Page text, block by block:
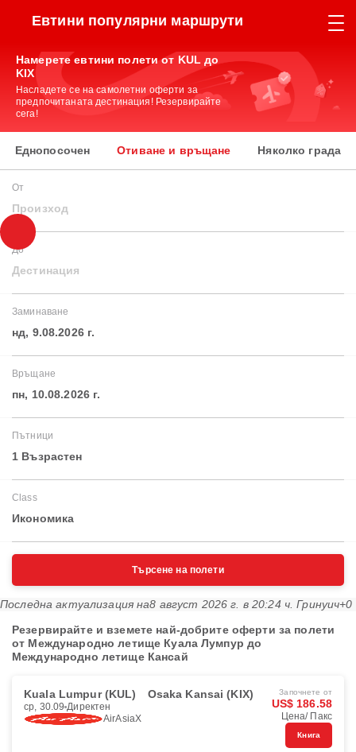
Евтини популярни маршрути
Намерете евтини полети от KUL до
KIX
Насладете се на самолетни оферти за
предпочитаната дестинация! Резервирайте
сега!
Еднопосочен Отиване и връщане Няколко града
От
Произход
До
Дестинация
Заминаване
нд, 9.08.2026 г.
Връщане
пн, 10.08.2026 г.
Пътници
1 Възрастен
Class
Икономика
Търсене на полети
Последна актуализация на8 август 2026 г. в 20:24 ч. Гринуич+0
Резервирайте и вземете най-добрите оферти за полети
от Международно летище Куала Лумпур до
Международно летище Кансай
Kuala Lumpur (KUL) Osaka Kansai (KIX)
ср, 30.09 Директен
AirAsiaX
Започнете от
US$ 186.58
Цена/ Пакс
Книга